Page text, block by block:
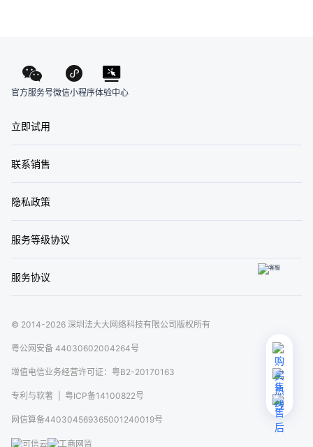
官方服务号微信小程序体验中心
立即试用
联系销售
隐私政策
服务等级协议
服务协议
© 2014-2026 深圳法大大网络科技有限公司版权所有
粤公网安备 44030602004264号
增值电信业务经营许可证：粤B2-20170163
专利与软著 粤ICP备14100822号
网信算备440304569365001240019号